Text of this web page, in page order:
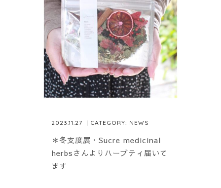
2023.11.27 | CATEGORY: NEWS
＊冬支度展・Sucre medicinal
herbsさんよりハーブティ届いて
ます